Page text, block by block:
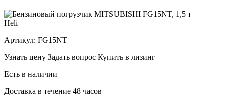
Heli
Артикул: FG15NT
Узнать цену Задать вопрос Купить в лизинг
Есть в наличии
Доставка в течение 48 часов